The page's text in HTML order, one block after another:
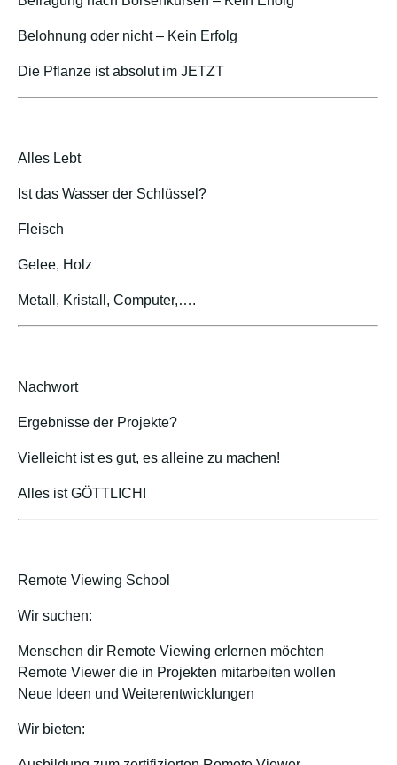
Belohnung oder nicht – Kein Erfolg
Die Pflanze ist absolut im JETZT
Alles Lebt
Ist das Wasser der Schlüssel?
Fleisch
Gelee, Holz
Metall, Kristall, Computer,….
Nachwort
Ergebnisse der Projekte?
Vielleicht ist es gut, es alleine zu machen!
Alles ist GÖTTLICH!
Remote Viewing School
Wir suchen:
Menschen dir Remote Viewing erlernen möchten
Remote Viewer die in Projekten mitarbeiten wollen
Neue Ideen und Weiterentwicklungen
Wir bieten: